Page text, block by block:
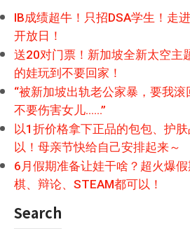
IB成绩超牛！只招DSA学生！走
开放日！
送20对门票！新加坡全新太空主
的娃玩到不要回家！
“被新加坡出轨老公家暴，要我
不要伤害女儿……”
以1折价格拿下正品的包包、护
以！母亲节快给自己安排起来～
6月假期准备让娃干啥？超火爆
棋、辩论、STEAM都可以！
Search